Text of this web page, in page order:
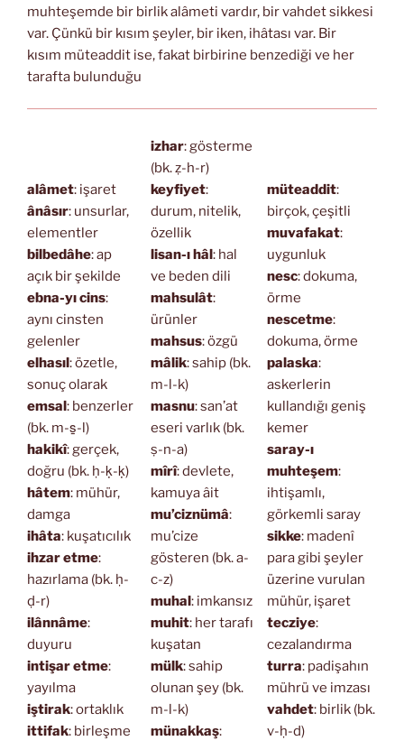
muhteşemde bir birlik alâmeti vardır, bir vahdet sikkesi
var. Çünkü bir kısım şeyler, bir iken, ihâtası var. Bir
kısım müteaddit ise, fakat birbirine benzediği ve her
tarafta bulunduğu
alâmet: işaret
ânâsır: unsurlar,
elementler
bilbedâhe: ap
açık bir şekilde
ebna-yı cins:
aynı cinsten
gelenler
elhasıl : özetle,
sonuç olarak
emsal : benzerler
(bk. m-s̱-l)
hakikî: gerçek,
doğru (bk. ḥ-ḳ-ḳ)
hâtem: mühür,
damga
ihâta: kuşatıcılık
ihzar etme:
hazırlama (bk. ḥ-
ḍ-r)
ilânnâme:
duyuru
intişar etme:
yayılma
iştirak: ortaklık
ittifak: birleşme
izhar: gösterme
(bk. ẓ-h-r)
keyfiyet:
durum, nitelik,
özellik
lisan-ı hâl : hal
ve beden dili
mahsulât:
ürünler
mahsus: özgü
mâlik: sahip (bk.
m-l-k)
masnu: san’at
eseri varlık (bk.
ṣ-n-a)
mîrî: devlete,
kamuya âit
mu’ciznümâ:
mu’cize
gösteren (bk. a-
c-z)
muhal : imkansız
muhit: her tarafı
kuşatan
mülk: sahip
olunan şey (bk.
m-l-k)
münakkaş:
müteaddit:
birçok, çeşitli
muvafakat:
uygunluk
nesc: dokuma,
örme
nescetme:
dokuma, örme
palaska:
askerlerin
kullandığı geniş
kemer
saray-ı
muhteşem:
ihtişamlı,
görkemli saray
sikke: madenî
para gibi şeyler
üzerine vurulan
mühür, işaret
tecziye:
cezalandırma
turra: padişahın
mührü ve imzası
vahdet: birlik (bk.
v-ḥ-d)